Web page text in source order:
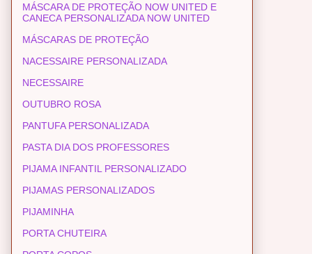
MÁSCARA DE PROTEÇÃO NOW UNITED E
CANECA PERSONALIZADA NOW UNITED
MÁSCARAS DE PROTEÇÃO
NACESSAIRE PERSONALIZADA
NECESSAIRE
OUTUBRO ROSA
PANTUFA PERSONALIZADA
PASTA DIA DOS PROFESSORES
PIJAMA INFANTIL PERSONALIZADO
PIJAMAS PERSONALIZADOS
PIJAMINHA
PORTA CHUTEIRA